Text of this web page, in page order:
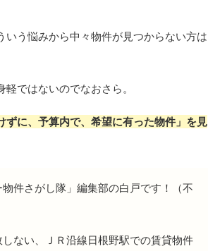
う悩みから中々物件が見つからない方は
ではないのでなおさら。
ずに、予算内で、希望に有った物件」を見
件さがし隊」編集部の白戸です！（不
ない、ＪＲ沿線日根野駅での賃貸物件